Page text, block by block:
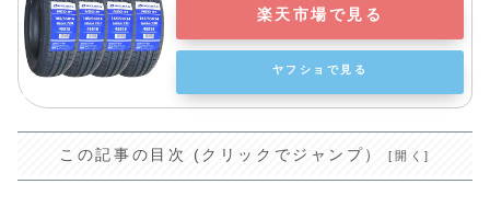
楽天市場で見る
ヤフショで見る
この記事の目次 (クリックでジャンプ）